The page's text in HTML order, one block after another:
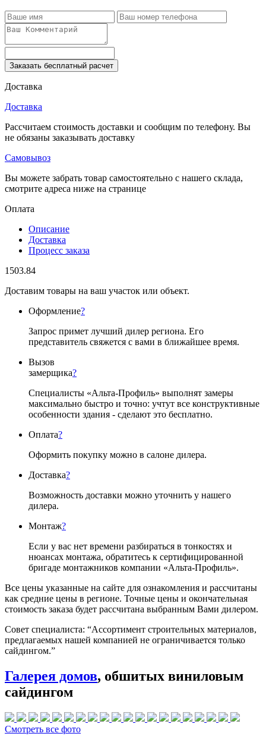
Заказать бесплатный расчет
Доставка
Доставка
Рассчитаем стоимость доставки и сообщим по телефону. Вы
не обязаны заказывать доставку
Самовывоз
Вы можете забрать товар самостоятельно с нашего склада,
смотрите адреса ниже на странице
Оплата
Описание
Доставка
Процесс заказа
1503.84
Доставим товары на ваш участок или объект.
Оформление?
Запрос примет лучший дилер региона. Его
представитель свяжется с вами в ближайшее время.
Вызов
замерщика?
Специалисты «Альта-Профиль» выполнят замеры
максимально быстро и точно: учтут все конструктивные
особенности здания - сделают это бесплатно.
Оплата?
Оформить покупку можно в салоне дилера.
Доставка?
Возможность доставки можно уточнить у нашего
дилера.
Монтаж?
Если у вас нет времени разбираться в тонкостях и
нюансах монтажа, обратитесь к сертифицированной
бригаде монтажников компании «Альта-Профиль».
Все цены указанные на сайте для ознакомления и рассчитаны
как средние цены в регионе. Точные цены и окончательная
стоимость заказа будет рассчитана выбранным Вами дилером.
Совет специалиста: “Ассортимент строительных материалов,
предлагаемых нашей компанией не ограничивается только
сайдингом.”
Галерея домов, обшитых виниловым
сайдингом
Смотреть все фото